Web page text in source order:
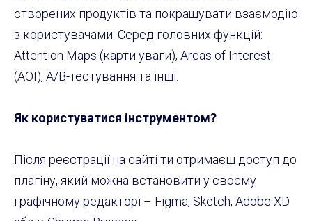
створених продуктів та покращувати взаємодію
з користувачами. Серед головних функцій:
Attention Maps (карти уваги), Areas of Interest
(AOI), A/B-тестування та інші.
Як користуватися інструментом?
Після реєстрації на сайті ти отримаєш доступ до
плагіну, який можна встановити у своєму
графічному редакторі – Figma, Sketch, Adobe XD